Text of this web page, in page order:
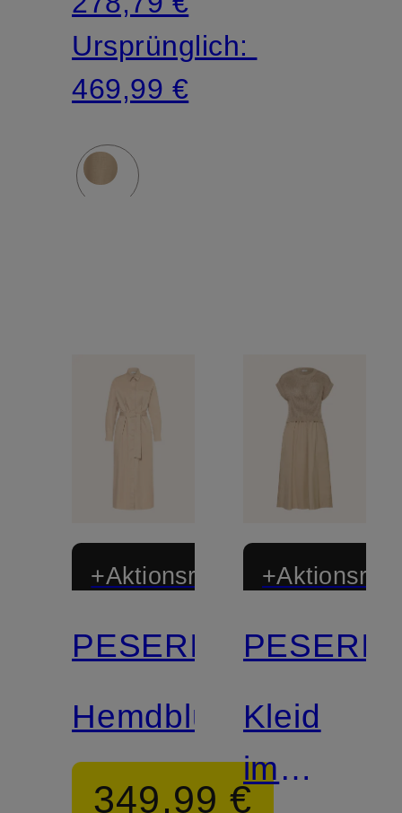
Ursprünglich:
469,99 €
+Aktionsrabatt
PESERICO
Hemdblusenkleid
349,99 €
Kleid
im